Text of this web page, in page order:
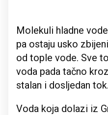
Molekuli hladne
pa ostaju usko
od tople vode. Sve
voda pada tačno
stalan i dosljedan tok.
Voda koja dolazi iz